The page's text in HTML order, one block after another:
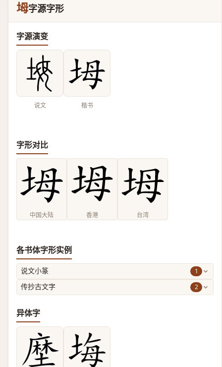
坶字源字形
字源演变
说文 楷书
字形对比
中国大陆 香港 台湾
各书体字形实例
说文小篆 1
传抄古文字 2
异体字